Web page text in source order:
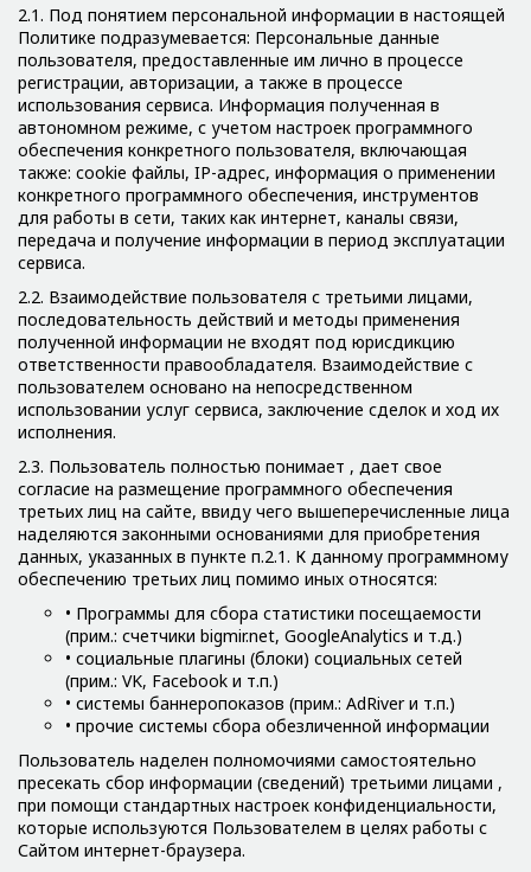
2.1. Под понятием персональной информации в настоящей
Политике подразумевается: Персональные данные
пользователя, предоставленные им лично в процессе
регистрации, авторизации, а также в процессе
использования сервиса. Информация полученная в
автономном режиме, с учетом настроек программного
обеспечения конкретного пользователя, включающая
также: cookie файлы, IP-адрес, информация о применении
конкретного программного обеспечения, инструментов
для работы в сети, таких как интернет, каналы связи,
передача и получение информации в период эксплуатации
сервиса.
2.2. Взаимодействие пользователя с третьими лицами,
последовательность действий и методы применения
полученной информации не входят под юрисдикцию
ответственности правообладателя. Взаимодействие с
пользователем основано на непосредственном
использовании услуг сервиса, заключение сделок и ход их
исполнения.
2.3. Пользователь полностью понимает , дает свое
согласие на размещение программного обеспечения
третьих лиц на сайте, ввиду чего вышеперечисленные лица
наделяются законными основаниями для приобретения
данных, указанных в пункте п.2.1. К данному программному
обеспечению третьих лиц помимо иных относятся:
• Программы для сбора статистики посещаемости
(прим.: счетчики bigmir.net, GoogleAnalytics и т.д.)
• социальные плагины (блоки) социальных сетей
(прим.: VK, Facebook и т.п.)
• системы баннеропоказов (прим.: AdRiver и т.п.)
• прочие системы сбора обезличенной информации
Пользователь наделен полномочиями самостоятельно
пресекать сбор информации (сведений) третьими лицами ,
при помощи стандартных настроек конфиденциальности,
которые используются Пользователем в целях работы с
Сайтом интернет-браузера.